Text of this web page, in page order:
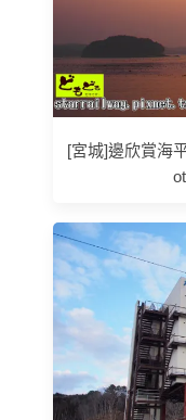
[宮城]邊欣賞海